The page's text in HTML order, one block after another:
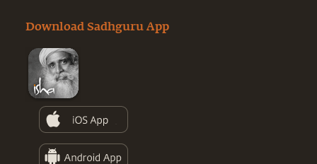
Download Sadhguru App